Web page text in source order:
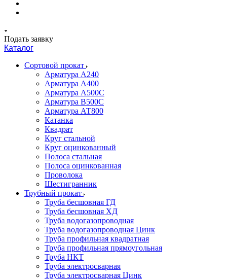
Подать заявку
Каталог
Сортовой прокат
Арматура А240
Арматура А400
Арматура А500C
Арматура В500С
Арматура АТ800
Катанка
Квадрат
Круг стальной
Круг оцинкованный
Полоса стальная
Полоса оцинкованная
Проволока
Шестигранник
Трубный прокат
Труба бесшовная ГД
Труба бесшовная ХД
Труба водогазопроводная
Труба водогазопроводная Цинк
Труба профильная квадратная
Труба профильная прямоугольная
Труба НКТ
Труба электросварная
Труба электросварная Цинк